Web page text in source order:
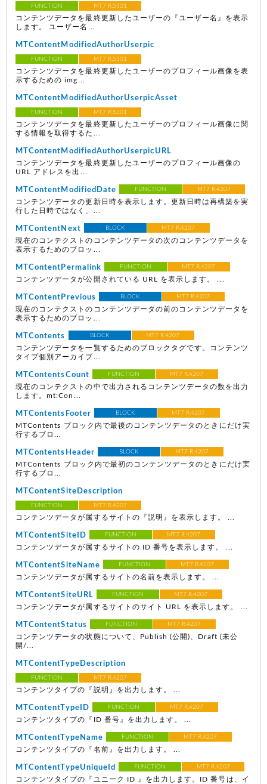
FUNCTION MT7 R.5301
コンテンツデータを最終更新したユーザーの『ユーザー名』を表示
します。 ユーザー名...
MTContentModifiedAuthorUserpic
FUNCTION MT7 R.5301
コンテンツデータを最終更新したユーザーのプロフィール画像を表
示するための img...
MTContentModifiedAuthorUserpicAsset
FUNCTION MT7 R.5301
コンテンツデータを最終更新したユーザーのプロフィール画像に関
する情報を取得するた...
MTContentModifiedAuthorUserpicURL
コンテンツデータを最終更新したユーザーのプロフィール画像の
URL アドレスを出...
MTContentModifiedDate FUNCTION MT7 R.4207
コンテンツデータの更新日時を表示します。更新日時は再構築を実
行した日時ではなく、...
MTContentNext BLOCK MT7 R.4207
現在のコンテクストのコンテンツデータの次のコンテンツデータを
表示するためのブロッ...
MTContentPermalink FUNCTION MT7 R.4207
コンテンツデータが公開されている URL を表示します。 ...
MTContentPrevious BLOCK MT7 R.4207
現在のコンテクストのコンテンツデータの前のコンテンツデータを
表示するためのブロッ...
MTContents BLOCK MT7 R.4207
コンテンツデータを一覧するためのブロックタグです。コンテンツ
タイプ個別アーカイブ...
MTContentsCount FUNCTION MT7 R.4207
現在のコンテクストの中で出力されるコンテンツデータの数を出力
します。mt:Con...
MTContentsFooter BLOCK MT7 R.4207
MTContents ブロック内で最後のコンテンツデータのときにだけ実
行するブロ...
MTContentsHeader BLOCK MT7 R.4207
MTContents ブロック内で最初のコンテンツデータのときにだけ実
行するブロ...
MTContentSiteDescription
FUNCTION MT7 R.4207
コンテンツデータが属するサイトの『説明』を表示します。 ...
MTContentSiteID FUNCTION MT7 R.4207
コンテンツデータが属するサイトの ID 番号を表示します。 ...
MTContentSiteName FUNCTION MT7 R.4207
コンテンツデータが属するサイトの名前を表示します。 ...
MTContentSiteURL FUNCTION MT7 R.4207
コンテンツデータが属するサイトのサイト URL を表示します。 ...
MTContentStatus FUNCTION MT7 R.4207
コンテンツデータの状態について、Publish (公開)、Draft (未公
開/...
MTContentTypeDescription
FUNCTION MT7 R.4207
コンテンツタイプの『説明』を出力します。 ...
MTContentTypeID FUNCTION MT7 R.4207
コンテンツタイプの『ID 番号』を出力します。 ...
MTContentTypeName FUNCTION MT7 R.4207
コンテンツタイプの『名前』を出力します。 ...
MTContentTypeUniqueId FUNCTION MT7 R.4207
コンテンツタイプの『ユニーク ID 』を出力します。ID 番号は、イ